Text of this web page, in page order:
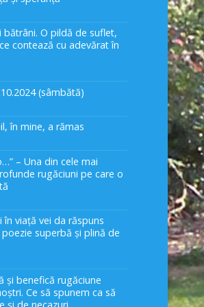
bătrâni. O pildă de suflet,
contează cu adevărat în
(sâmbătă)
în mine, a rămas
– Una din cele mai
rugăciuni pe care o
în viață vei da răspuns
superbă și plină de
și benefică rugăciune
Ce să spunem ca să